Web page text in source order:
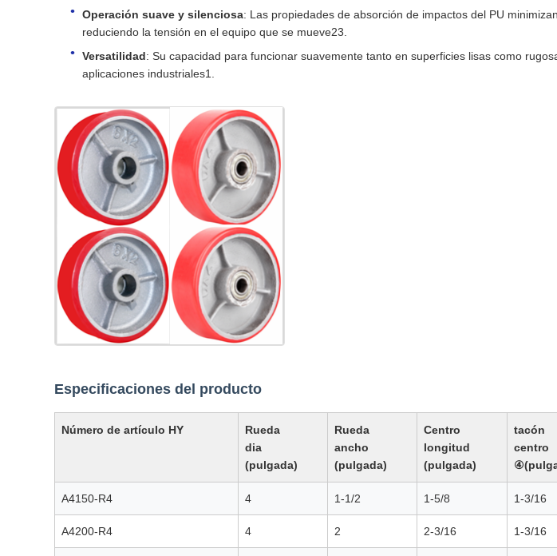
Operación suave y silenciosa: Las propiedades de absorción de impactos del PU
reduciendo la tensión en el equipo que se mueve23.
Versatilidad: Su capacidad para funcionar suavemente tanto en superficies lisas como
aplicaciones industriales1.
Especificaciones del producto
Número de artículo HY
Rueda
dia
(pulgada)
Rueda
ancho
(pulgada)
Centro
longitud
(pulgada)
tacón
centro
A4150-R4 4 1-1/2 1-5/8 1-3/16
A4200-R4 4 2 2-3/16 1-3/16